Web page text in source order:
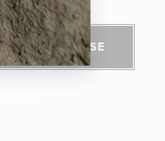
PŘIHLÁSIT SE